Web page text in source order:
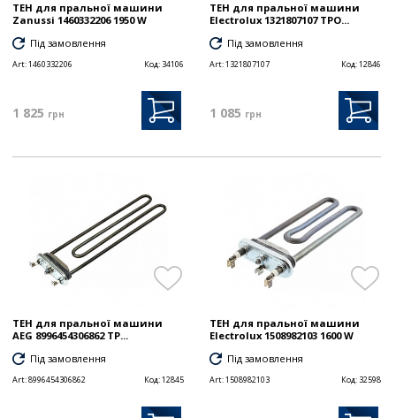
ТЕН для пральної машини
Zanussi 1460332206 1950 W
Під замовлення
Art:1460332206 Код: 34106
1 825 грн
ТЕН для пральної машини
Electrolux 1321807107 TPO...
Під замовлення
Art:1321807107 Код:12846
1 085 грн
ТЕН для пральної машини
AEG 8996454306862 TP...
Під замовлення
Art:8996454306862 Код:12845
ТЕН для пральної машини
Electrolux 1508982103 1600 W
Під замовлення
Art:1508982103 Код: 32598